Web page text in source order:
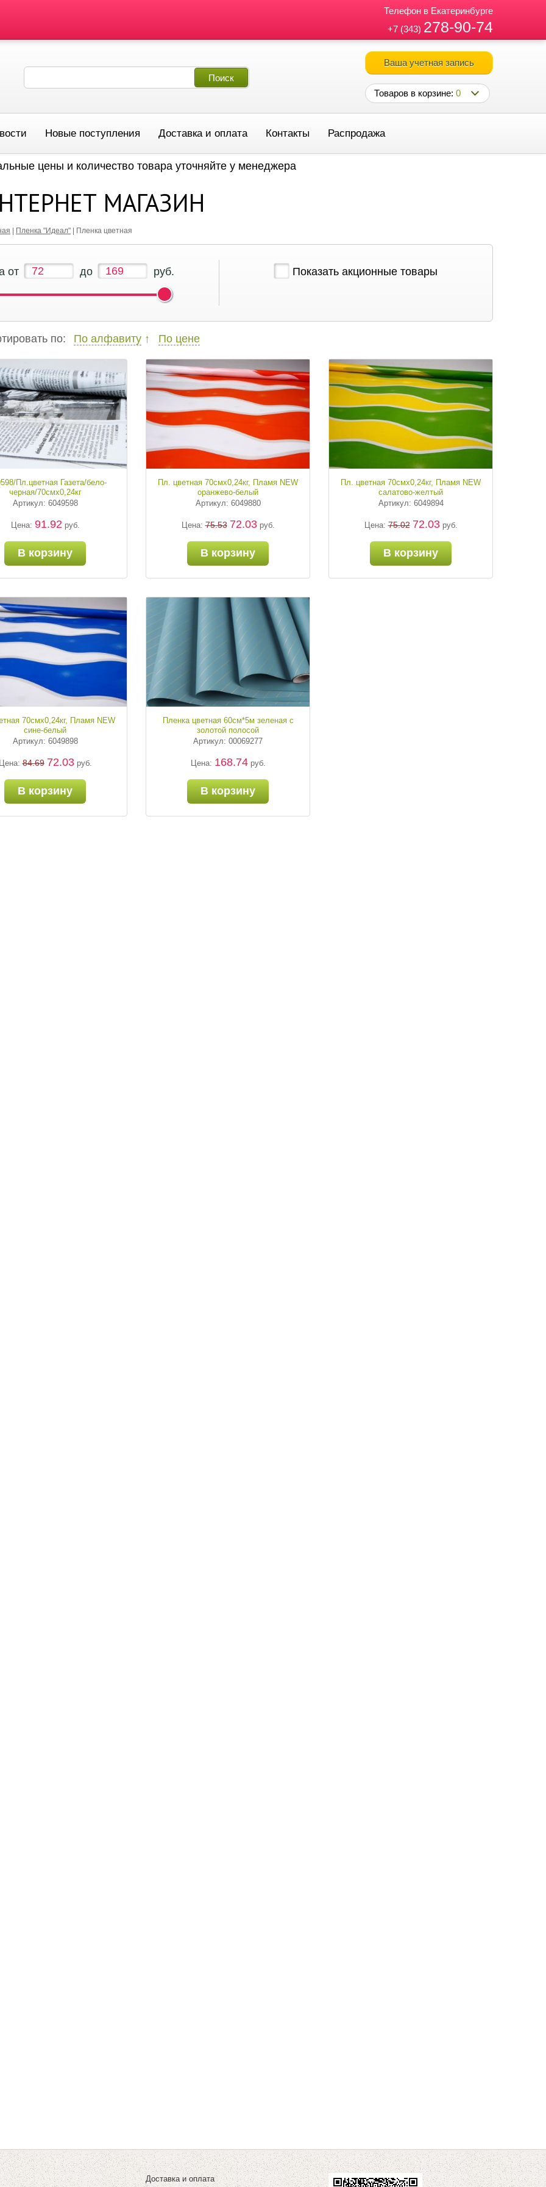
Телефон в Екатеринбурге
+7 (343) 278-90-74
Ваша учетная запись
Товаров в корзине: 0
Новые поступления Доставка и оплата Контакты Распродажа
цены и количество товара уточняйте у менеджера
МАГАЗИН
Пленка "Идеал" Пленка цветная
от до руб. Показать акционные товары
по: По алфавиту По цене
Пл.цветная Газета/бело-
черная/70смх0,24кг
Артикул: 6049598
Цена: 91.92руб.
В корзину
Пл. цветная 70смх0,24кг, Пламя NEW
оранжево-белый
Артикул: 6049880
Цена:75.53 72.03руб.
В корзину
Пл. цветная 70смх0,24кг, Пламя NEW
салатово-желтый
Артикул: 6049894
Цена:75.02 72.03руб.
В корзину
70смх0,24кг, Пламя NEW
сине-белый
Артикул: 6049898
Цена:84.69 72.03руб.
В корзину
Пленка цветная 60см*5м зеленая с
золотой полосой
Артикул: 00069277
Цена: 168.74руб.
В корзину
Доставка и оплата